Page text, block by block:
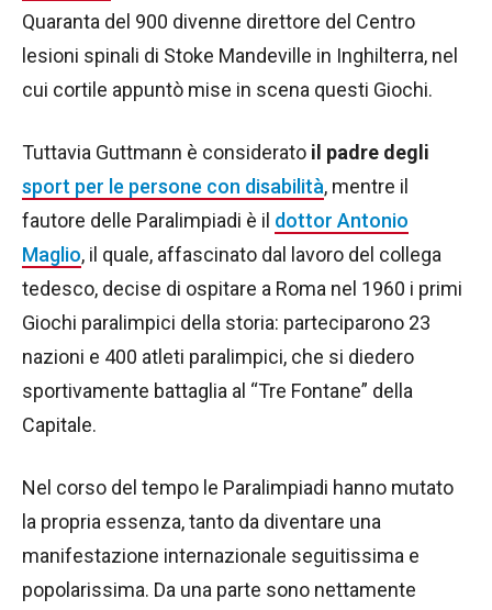
Quaranta del 900 divenne direttore del Centro
lesioni spinali di Stoke Mandeville in Inghilterra, nel
cui cortile appuntò mise in scena questi Giochi.
Tuttavia Guttmann è considerato il padre degli
sport per le persone con disabilità, mentre il
fautore delle Paralimpiadi è il dottor Antonio
Maglio, il quale, affascinato dal lavoro del collega
tedesco, decise di ospitare a Roma nel 1960 i primi
Giochi paralimpici della storia: parteciparono 23
nazioni e 400 atleti paralimpici, che si diedero
sportivamente battaglia al “Tre Fontane” della
Capitale.
Nel corso del tempo le Paralimpiadi hanno mutato
la propria essenza, tanto da diventare una
manifestazione internazionale seguitissima e
popolarissima. Da una parte sono nettamente